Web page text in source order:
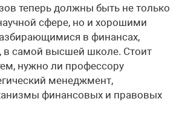
теперь должны быть не только
сфере, но и хорошими
в финансах,
в самой высшей школе. Стоит
нужно ли профессору
менеджмент,
финансовых и правовых